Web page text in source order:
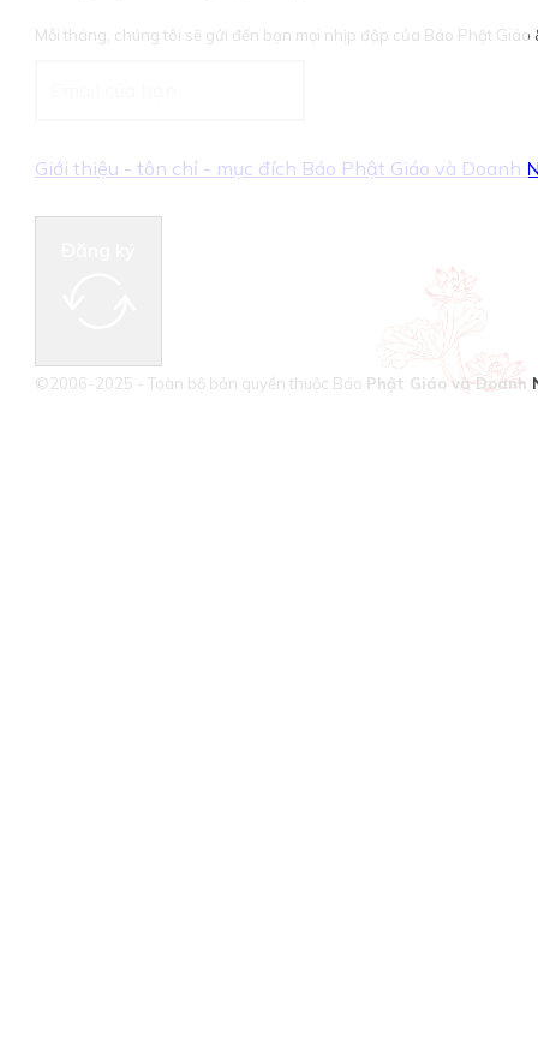
Mỗi tháng, chúng tôi sẽ gửi đến bạn mọi nhịp đập của Báo Phật Giáo
Giới thiệu - tôn chỉ - mục đích Báo Phật Giáo và Doanh
©2006-2025 - Toàn bộ bản quyền thuộc Báo Phật Giáo và Doanh